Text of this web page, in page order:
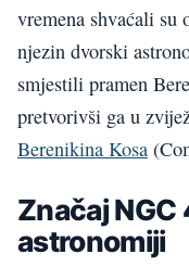
vremena shvaćali su
njezin dvorski
smjestili pramen
pretvorivši ga u
Berenikina Kosa
Značaj
astronomiji